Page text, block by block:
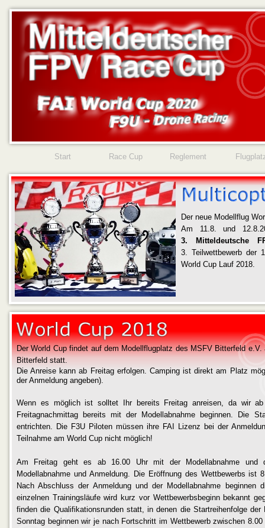
Start Race Cup Reglement
Der neue Modellflug
Am 11.8. und
3. Mitteldeutsche
3. Teilwettbewerb der
World Cup Lauf 2018.
Der World Cup findet auf dem Modellflugplatz des MSFV Bitterfeld e.V.
Bitterfeld statt.
Die Anreise kann ab Freitag erfolgen. Camping ist direkt am Platz
der Anmeldung angeben).
Wenn es möglich ist solltet Ihr bereits Freitag anreisen, da wir
Freitagnachmittag bereits mit der Modellabnahme beginnen. Die
entrichten. Die F3U Piloten müssen ihre FAI Lizenz bei der
Teilnahme am World Cup nicht möglich!
Am Freitag geht es ab 16.00 Uhr mit der Modellabnahme und
Modellabnahme und Anmeldung. Die Eröffnung des Wettbewerbs ist
Nach Abschluss der Anmeldung und der Modellabnahme beginnen
einzelnen Trainingsläufe wird kurz vor Wettbewerbsbeginn bekannt
finden die Qualifikationsrunden statt, in denen die Startreihenfolge
Sonntag beginnen wir je nach Fortschritt im Wettbewerb zwischen